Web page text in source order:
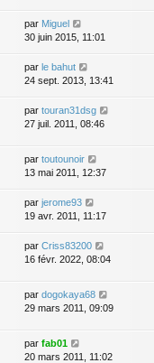
par Miguel
30 juin 2015, 11:01
par le bahut
24 sept. 2013, 13:41
par touran31dsg
27 juil. 2011, 08:46
par toutounoir
13 mai 2011, 12:37
par jerome93
19 avr. 2011, 11:17
par Criss83200
16 févr. 2022, 08:04
par dogokaya68
29 mars 2011, 09:09
par fab01
20 mars 2011, 11:02